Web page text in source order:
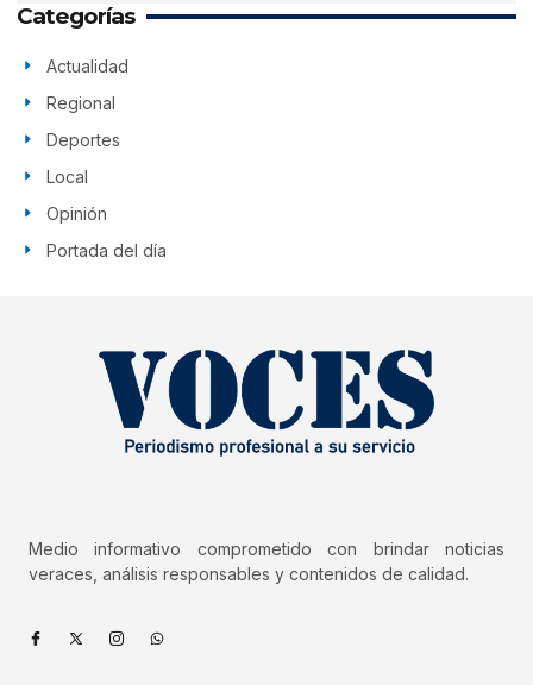
Categorías
Actualidad
Regional
Deportes
Local
Opinión
Portada del día
Medio informativo comprometido con brindar noticias
veraces, análisis responsables y contenidos de calidad.